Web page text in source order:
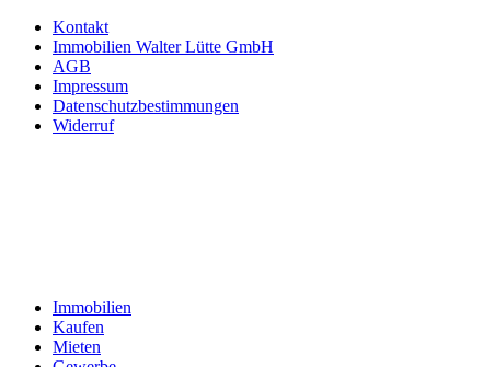
Kontakt
Immobilien Walter Lütte GmbH
AGB
Impressum
Datenschutzbestimmungen
Widerruf
Immobilien
Kaufen
Mieten